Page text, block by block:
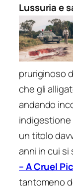
Lussuria e
pruriginoso
che gli
andando
indigestione
un titolo
anni in cui si
– A Cruel
tantomeno